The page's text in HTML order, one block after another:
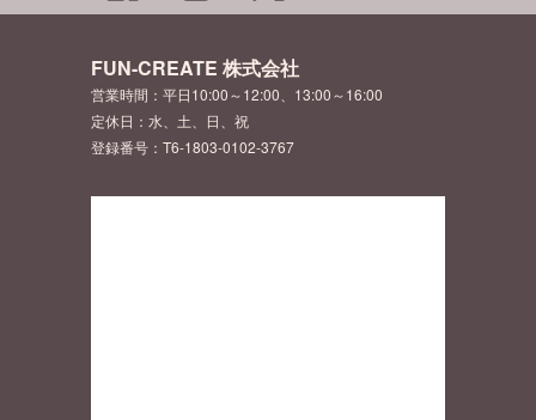
FUN-CREATE 株式会社
営業時間：平日10:00～12:00、13:00～16:00
定休日：水、土、日、祝
登録番号：T6-1803-0102-3767